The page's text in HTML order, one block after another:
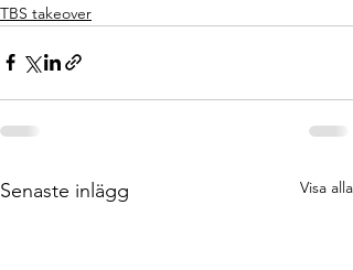
TBS takeover
Senaste inlägg Visa alla